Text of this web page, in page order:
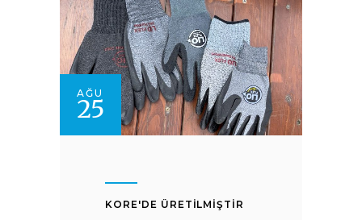
AĞU
25
KORE'DE ÜRETİLMİŞTİR